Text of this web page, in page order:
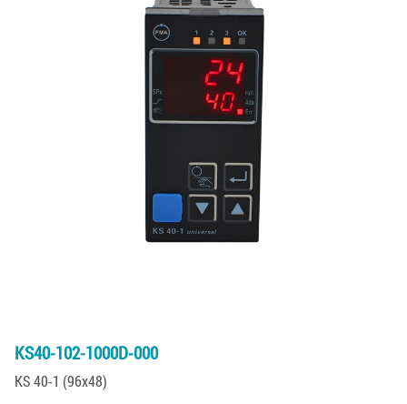
KS40-102-1000D-000
KS 40-1 (96x48)